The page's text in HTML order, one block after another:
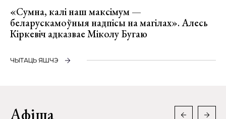
«Сумна, калі наш максімум —
беларускамоўныя надпісы на магілах». Алесь
Кіркевіч адказвае Міколу Бугаю
ЧЫТАЦЬ ЯШЧЭ
Афіша